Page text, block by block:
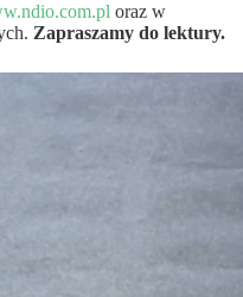
oraz w
Zapraszamy do lektury.